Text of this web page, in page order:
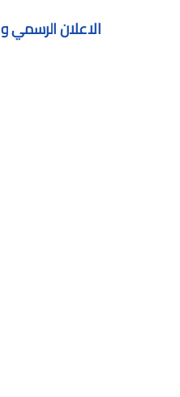
الاعلان الرسمي و